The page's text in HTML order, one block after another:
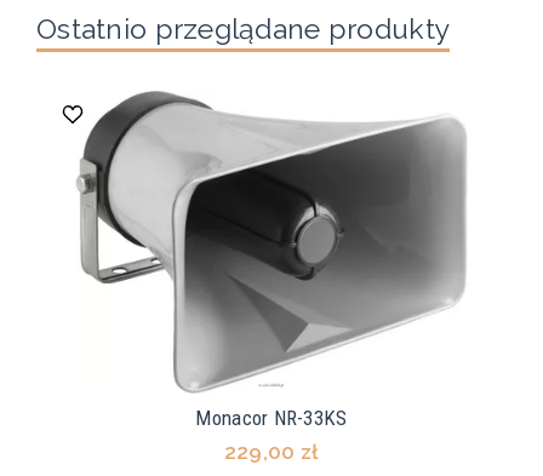
Ostatnio przeglądane produkty
Monacor NR-33KS
229,00 zł